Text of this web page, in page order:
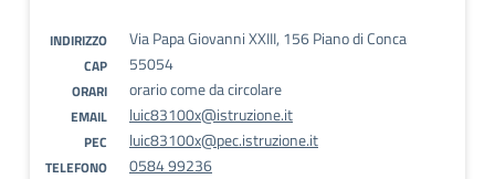
INDIRIZZO Via Papa Giovanni XXIII, 156 Piano di Conca
CAP 55054
ORARI orario come da circolare
EMAIL luic83100x@istruzione.it
PEC luic83100x@pec.istruzione.it
TELEFONO
0584 99236